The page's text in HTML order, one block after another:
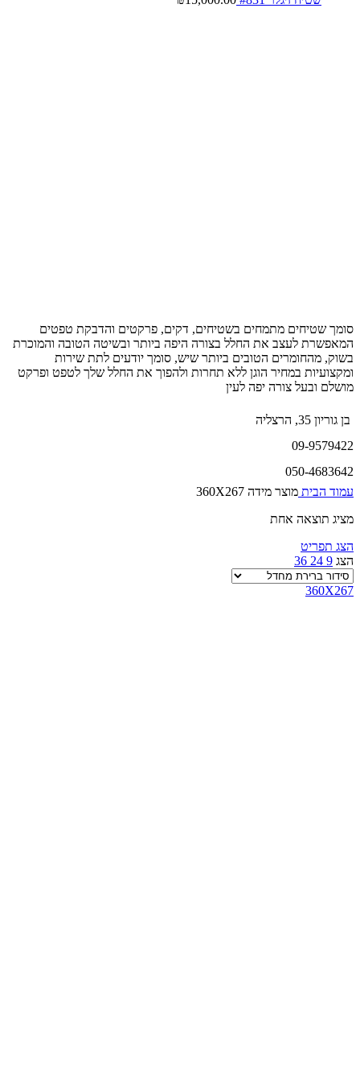
סומך שטיחים מתמחים בשטיחים, דקים, פרקטים והדבקת טפטים
המאפשרת לעצב את החלל בצורה היפה ביותר ובשיטה הטובה והמוכרת
בשוק, מהחומרים הטובים ביותר שיש, סומך יודעים לתת שירות
ומקצועיות במחיר הוגן ללא תחרות ולהפוך את החלל שלך לטפט ופרקט
מושלם ובעל צורה יפה לעין
בן גוריון 35, הרצליה
09-9579422
050-4683642
עמוד הבית מוצר מידה 360X267
מציג תוצאה אחת
הצג תפריט
הצג 9
24
36
360X267